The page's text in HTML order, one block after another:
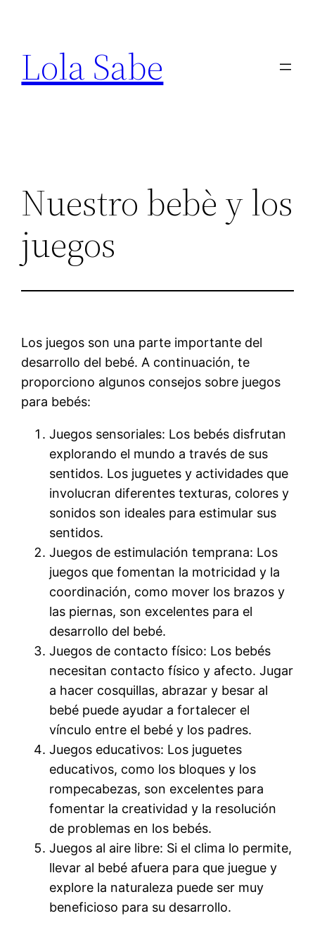
contenido
Lola Sabe
Nuestro bebè y los
juegos
Los juegos son una parte importante del
desarrollo del bebé. A continuación, te
proporciono algunos consejos sobre juegos
para bebés:
Juegos sensoriales: Los bebés disfrutan
explorando el mundo a través de sus
sentidos. Los juguetes y actividades que
involucran diferentes texturas, colores y
sonidos son ideales para estimular sus
sentidos.
Juegos de estimulación temprana: Los
juegos que fomentan la motricidad y la
coordinación, como mover los brazos y
las piernas, son excelentes para el
desarrollo del bebé.
Juegos de contacto físico: Los bebés
necesitan contacto físico y afecto. Jugar
a hacer cosquillas, abrazar y besar al
bebé puede ayudar a fortalecer el
vínculo entre el bebé y los padres.
Juegos educativos: Los juguetes
educativos, como los bloques y los
rompecabezas, son excelentes para
fomentar la creatividad y la resolución
de problemas en los bebés.
Juegos al aire libre: Si el clima lo permite,
llevar al bebé afuera para que juegue y
explore la naturaleza puede ser muy
beneficioso para su desarrollo.